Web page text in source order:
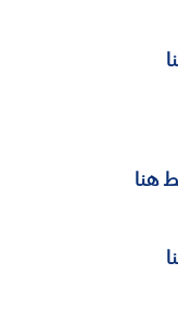
هنا